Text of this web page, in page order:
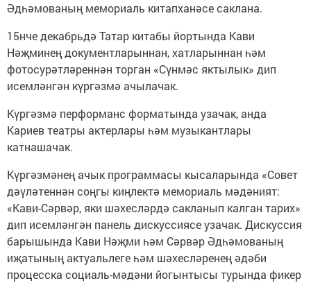
Әдһәмованың мемориаль китапханәсе саклана.
15нче декабрьдә Татар китабы йортында Кави
Нәҗминең документларыннан, хатларыннан һәм
фотосурәтләреннән торган «Сүнмәс яктылык» дип
исемләнгән күргәзмә ачылачак.
Күргәзмә перформанс форматында узачак, анда
Кариев театры актерлары һәм музыкантлары
катнашачак.
Күргәзмәнең ачык программасы кысаларында «Совет
дәүләтеннән соңгы киңлектә мемориаль мәдәният:
«Кави-Сәрвәр, яки шәхесләрдә сакланып калган тарих»
дип исемләнгән панель дискуссиясе узачак. Дискуссия
барышында Кави Нәҗми һәм Сәрвәр Әдһәмованың
иҗатының актуальлеге һәм шәхесләренең әдәби
процесска социаль-мәдәни йогынтысы турында фикер